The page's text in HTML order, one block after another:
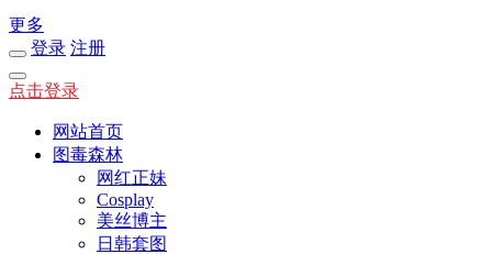
更多
登录 注册
点击登录
网站首页
图毒森林
网红正妹
Cosplay
美丝博主
日韩套图